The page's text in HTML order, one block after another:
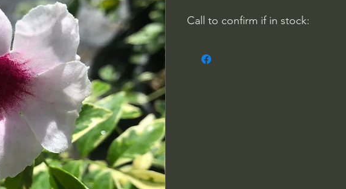
Call to confirm if in stock:
WithinNature.info may carry this in stock.